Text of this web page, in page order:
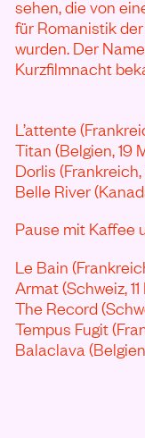
sehen, die von
für Romanistik
wurden. Der
Kurzfilmnacht
L’attente
Titan (Belgien, 19
Dorlis (Frankreich,
Belle River
Pause mit Kaffee
Le Bain
Armat (Schweiz, 11
The Record
Tempus Fugit
Balaclava